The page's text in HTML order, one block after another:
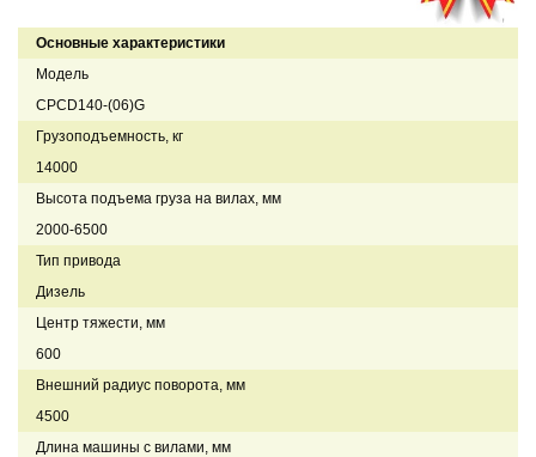
Основные характеристики
Модель
CPCD140-(06)G
Грузоподъемность, кг
14000
Высота подъема груза на вилах, мм
2000-6500
Тип привода
Дизель
Центр тяжести, мм
600
Внешний радиус поворота, мм
4500
Длина машины с вилами, мм